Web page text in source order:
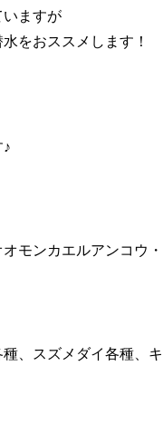
いますが
をおススメします！
モンカエルアンコウ
、スズメダイ各種、